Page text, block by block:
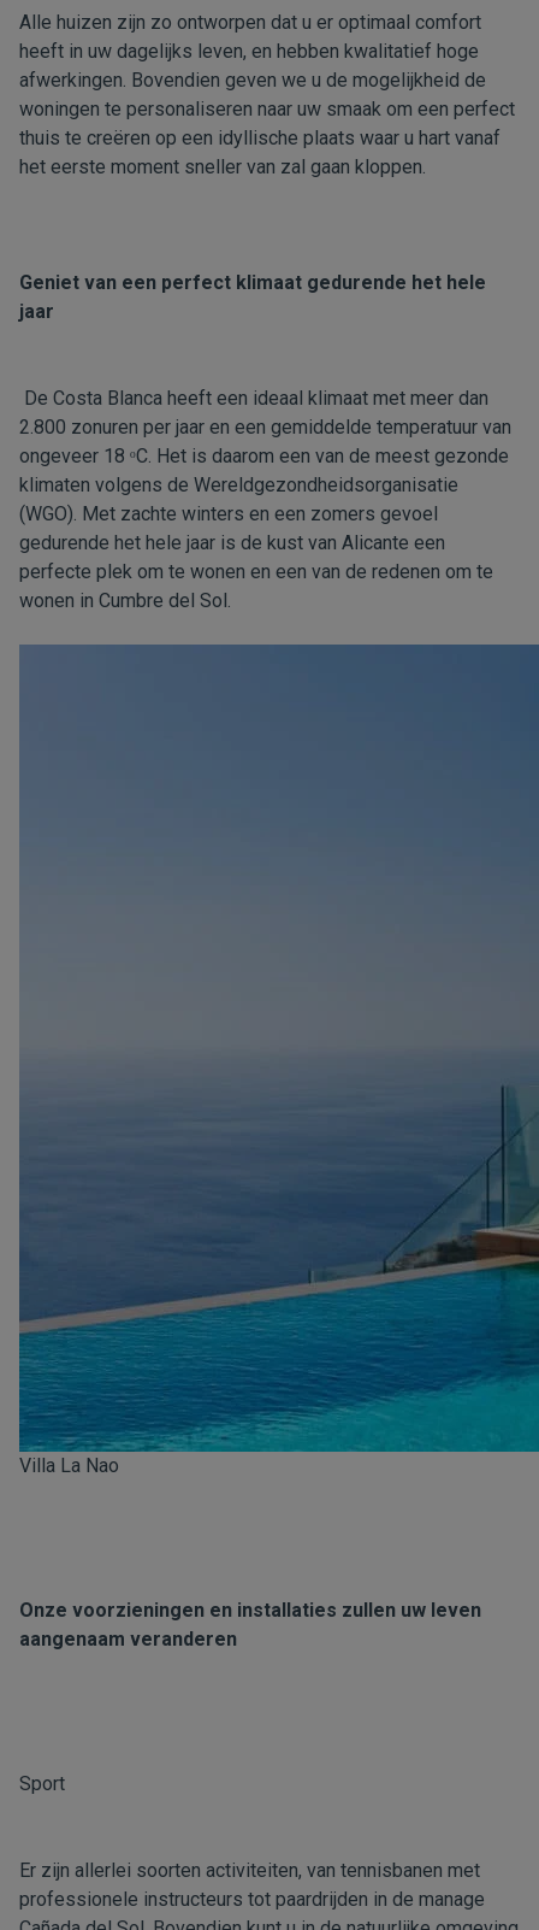
Alle huizen zijn zo ontworpen dat u er optimaal comfort
heeft in uw dagelijks leven, en hebben kwalitatief hoge
afwerkingen. Bovendien geven we u de mogelijkheid de
woningen te personaliseren naar uw smaak om een perfect
thuis te creëren op een idyllische plaats waar u hart vanaf
het eerste moment sneller van zal gaan kloppen.
Geniet van een perfect klimaat gedurende het hele
jaar
De Costa Blanca heeft een ideaal klimaat met meer dan
2.800 zonuren per jaar en een gemiddelde temperatuur van
ongeveer 18 ᵒC. Het is daarom een van de meest gezonde
klimaten volgens de Wereldgezondheidsorganisatie
(WGO). Met zachte winters en een zomers gevoel
gedurende het hele jaar is de kust van Alicante een
perfecte plek om te wonen en een van de redenen om te
wonen in Cumbre del Sol.
Villa La Nao
Onze voorzieningen en installaties zullen uw leven
aangenaam veranderen
Sport
Er zijn allerlei soorten activiteiten, van tennisbanen met
professionele instructeurs tot paardrijden in de manage